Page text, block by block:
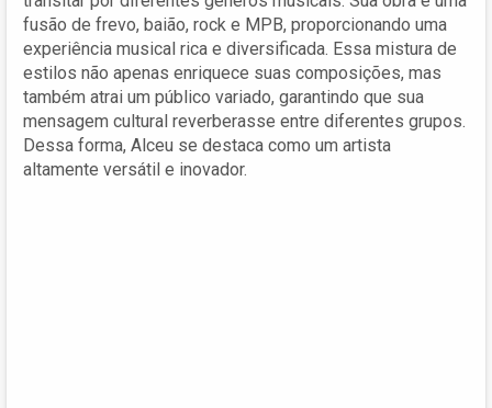
fusão de frevo, baião, rock e MPB, proporcionando uma
experiência musical rica e diversificada. Essa mistura de
estilos não apenas enriquece suas composições, mas
também atrai um público variado, garantindo que sua
mensagem cultural reverberasse entre diferentes grupos.
Dessa forma, Alceu se destaca como um artista
altamente versátil e inovador.